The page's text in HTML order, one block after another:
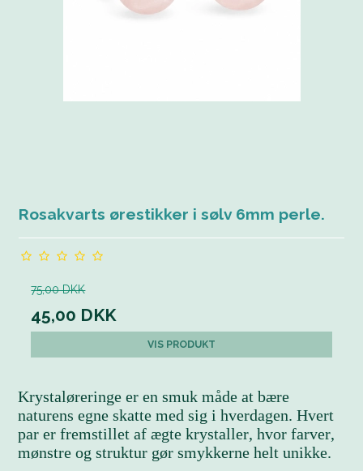
Rosakvarts ørestikker i sølv 6mm perle.
75,00 DKK
45,00 DKK
VIS PRODUKT
Krystaløreringe er en smuk måde at bære
naturens egne skatte med sig i hverdagen. Hvert
par er fremstillet af ægte krystaller, hvor farver,
mønstre og struktur gør smykkerne helt unikke.